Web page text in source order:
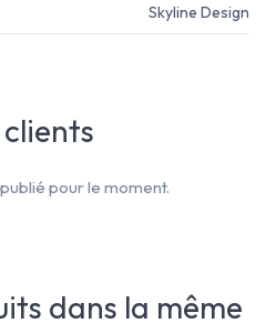
Skyline Design
pour le moment.
dans la même